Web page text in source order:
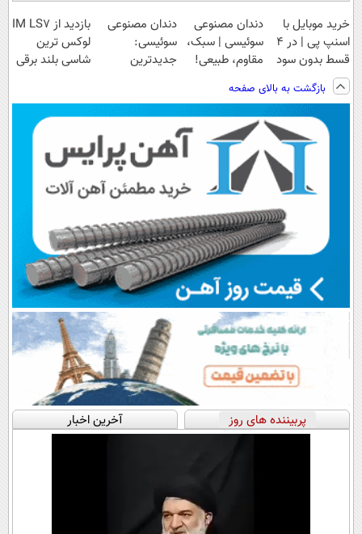
خرید موبایل با
اسنپ پی | در ۴
قسط بدون سود
و کارمزد!
دندان مصنوعی
سوئیسی | سبک،
مقاوم، طبیعی!
رایگان+پرداخت
اقساطی😍
دندان مصنوعی
سوئیسی:
جدیدترین
پرداخت قسطی
بازدید از IM LS7
لوکس ترین
شاسی بلند برقی
بازگشت به بالای صفحه
پربیننده های روز آخرین اخبار